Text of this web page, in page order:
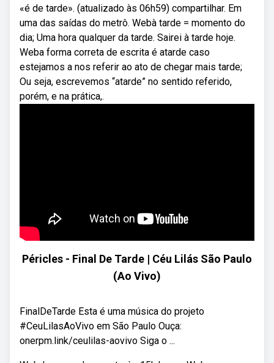
«é de tarde». (atualizado às 06h59) compartilhar. Em
uma das saídas do metrô. Webà tarde = momento do
dia; Uma hora qualquer da tarde. Sairei à tarde hoje.
Weba forma correta de escrita é atarde caso
estejamos a nos referir ao ato de chegar mais tarde;
Ou seja, escrevemos “atarde” no sentido referido,
porém, e na prática,.
Péricles - Final De Tarde | Céu Lilás São Paulo
(Ao Vivo)
FinalDeTarde Esta é uma música do projeto
#CeuLilasAoVivo em São Paulo Ouça:
onerpm.link/ceulilas-aovivo Siga o ...